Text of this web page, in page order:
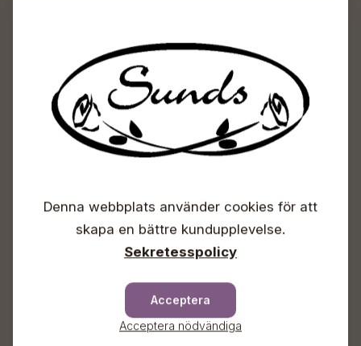
Sunds Trädgårdscenter
Söndagar Självbetjäning
Info & växel
Denna webbplats använder cookies för att
skapa en bättre kundupplevelse.
Sekretesspolicy
Acceptera
Acceptera nödvändiga